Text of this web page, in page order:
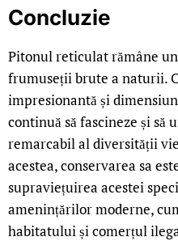
Concluzie
Pitonul reticulat rămâne
frumuseții brute a naturii.
impresionantă și
continuă să fascineze și să
remarcabil al diversității
acestea, conservarea sa
supraviețuirea acestei
amenințărilor moderne,
habitatului și comerțul